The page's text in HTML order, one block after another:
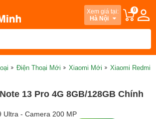
Xem giá tại:
Hà Nội
0
Điện Thoại Mới Xiaomi Mới Xiaomi Redmi
13 Pro 4G 8GB/128GB Chính
Ultra - Camera 200 MP